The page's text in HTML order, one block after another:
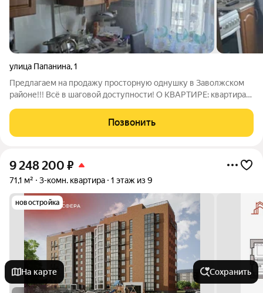
улица Папанина,1
Предлагаем на продажу просторную однушку в Заволжском
районе!!! Всё в шаговой доступности! О КВАРТИРЕ: квартира
окна ПВХ; хорошие соседи; О ДОМЕ: чистый просторный
подъезд; рядом детские
Позвонить
9 248 200 ₽
71,1 м² 3-комн. квартира 1 этаж из 9
новостройка
На карте Сохранить